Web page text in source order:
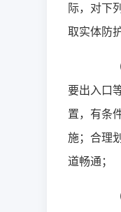
际，对下
取实体防
（
要出入口
置，有条
施；合理
道畅通；
（